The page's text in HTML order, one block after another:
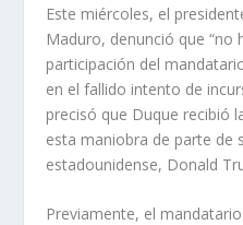
Este miércoles, el
Maduro, denunció que “no
participación del
en el fallido intento de
precisó que Duque recibió
esta maniobra de parte de
estadounidense, Donald
Previamente, el